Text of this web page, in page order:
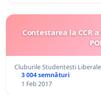
Contestarea la CCR a
Cluburile Studentesti Liberale
3 004 semnături
1 Feb 2017